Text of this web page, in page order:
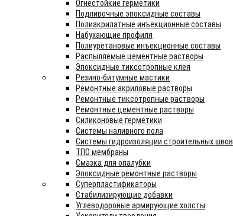
Огнестойкие герметики
Подливочные эпоксидные составы
Полиакрилатные инъекционные составы
Набухающие профиля
Полиуретановые инъекционные составы
Распыляемые цементные растворы
Эпоксидные тиксотропные клея
Резино-битумные мастики
Ремонтные акриловые растворы
Ремонтные тиксотропные растворы
Ремонтные цементные растворы
Силиконовые герметики
Системы наливного пола
Системы гидроизоляции строительных швов
ТПО мембраны
Смазка для опалубки
Эпоксидные ремонтные растворы
Суперпластификаторы
Стабилизирующие добавки
Углеводороные армирующие холсты